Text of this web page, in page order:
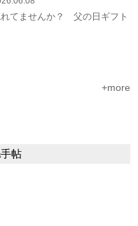
てませんか？ 父の日ギフト
+more
帖